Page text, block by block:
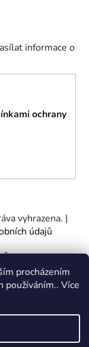
procházením
Více
informace o
ochrany
vyhrazena. |
údajů
27467317, se
1 – Nové
v Praze -